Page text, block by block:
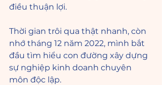
điều thuận lợi.
Thời gian trôi qua thật nhanh, còn
nhớ tháng 12 năm 2022, mình bắt
đầu tìm hiểu con đường xây dựng
sự nghiệp kinh doanh chuyên
môn độc lập.